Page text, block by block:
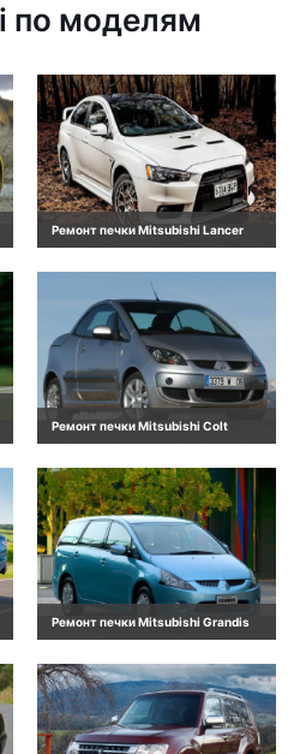
по моделям
Ремонт печки Mitsubishi Lancer
Ремонт печки Mitsubishi Colt
Ремонт печки Mitsubishi Grandis